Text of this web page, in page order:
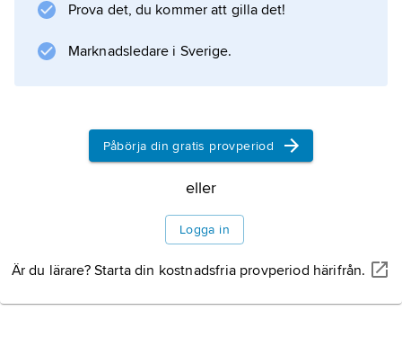
Prova det, du kommer att gilla det!
Marknadsledare i Sverige.
Påbörja din gratis provperiod
eller
Logga in
Är du lärare? Starta din kostnadsfria provperiod härifrån.